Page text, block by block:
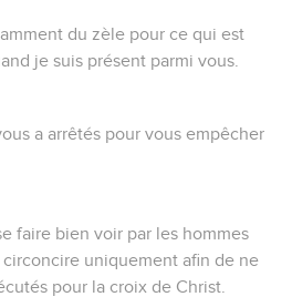
du zèle pour ce qui est
je suis présent parmi vous.
a arrêtés pour vous empêcher
faire bien voir par les hommes
uniquement afin de ne
pour la croix de Christ.